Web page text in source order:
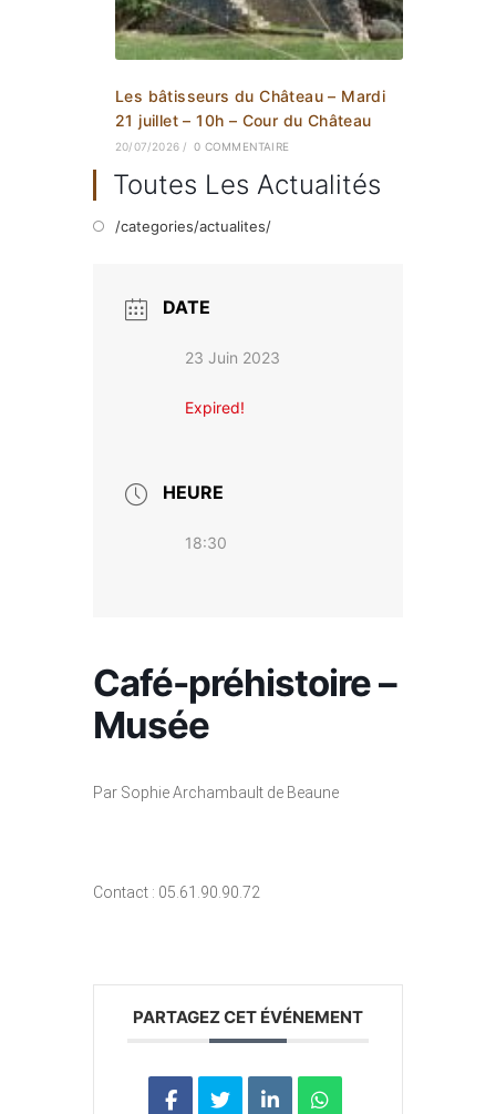
Les bâtisseurs du Château – Mardi
21 juillet – 10h – Cour du Château
20/07/2026 / 0 COMMENTAIRE
Toutes Les Actualités
/categories/actualites/
DATE
23 Juin 2023
Expired!
HEURE
18:30
Café-préhistoire –
Musée
Par Sophie Archambault de Beaune
Contact : 05.61.90.90.72
PARTAGEZ CET ÉVÉNEMENT